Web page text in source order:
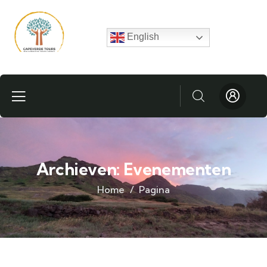
English
Archieven:Evenementen
Home Pagina